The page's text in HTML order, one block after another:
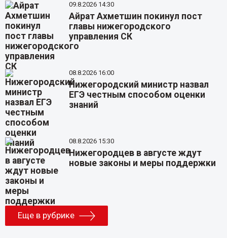
09.8.2026 14:30
Айрат Ахметшин покинул пост
главы нижегородского
управления СК
08.8.2026 16:00
Нижегородский министр назвал
ЕГЭ честным способом оценки
знаний
08.8.2026 15:30
Нижегородцев в августе ждут
новые законы и меры поддержки
Еще в рубрике